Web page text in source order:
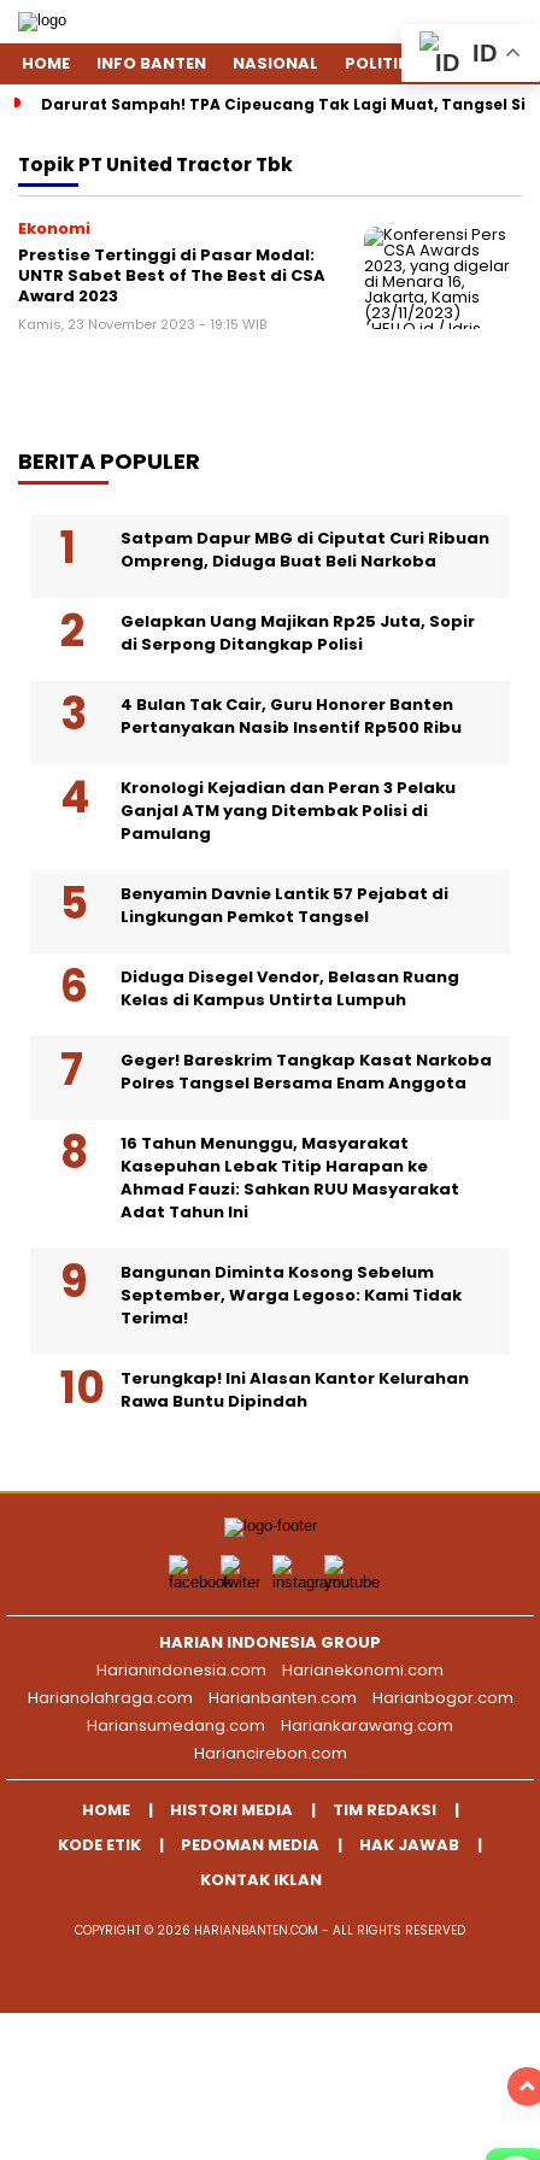
HOME INFO BANTEN NASIONAL POLITIK EKONOMI
Darurat Sampah! TPA Cipeucang Tak Lagi Muat, Tangsel
TopikPT United Tractor Tbk
Ekonomi
Prestise Tertinggi di Pasar Modal:
UNTR Sabet Best of The Best di CSA
Award 2023
Kamis, 23 November 2023 - 19:15 WIB
BERITA POPULER
Satpam Dapur MBG di Ciputat Curi Ribuan
Ompreng, Diduga Buat Beli Narkoba
Gelapkan Uang Majikan Rp25 Juta, Sopir
di Serpong Ditangkap Polisi
4 Bulan Tak Cair, Guru Honorer Banten
Pertanyakan Nasib Insentif Rp500 Ribu
Kronologi Kejadian dan Peran 3 Pelaku
Ganjal ATM yang Ditembak Polisi di
Pamulang
Benyamin Davnie Lantik 57 Pejabat di
Lingkungan Pemkot Tangsel
Diduga Disegel Vendor, Belasan Ruang
Kelas di Kampus Untirta Lumpuh
Geger! Bareskrim Tangkap Kasat Narkoba
Polres Tangsel Bersama Enam Anggota
16 Tahun Menunggu, Masyarakat
Kasepuhan Lebak Titip Harapan ke
Ahmad Fauzi: Sahkan RUU Masyarakat
Adat Tahun Ini
Bangunan Diminta Kosong Sebelum
September, Warga Legoso: Kami Tidak
Terima!
Terungkap! Ini Alasan Kantor Kelurahan
Rawa Buntu Dipindah
ID
HARIAN INDONESIA GROUP
Harianindonesia.com
Harianekonomi.com
Harianolahraga.com
Harianbanten.com
Harianbogor.com
Hariansumedang.com
Hariankarawang.com
Hariancirebon.com
HOME HISTORI MEDIA
TIM REDAKSI
KODE ETIK
PEDOMAN MEDIA
HAK JAWAB
KONTAK IKLAN
COPYRIGHT © 2026 HARIANBANTEN.COM - ALL RIGHTS RESERVED